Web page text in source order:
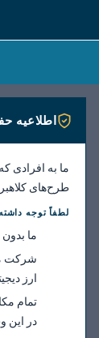
اطلاعیه
ما به افرادی
طرح‌های
لطفاً توجه
ما
شرکت
ارز
تمام
در این